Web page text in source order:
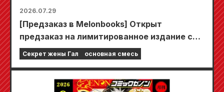
2026.07.29
[Предзаказ в Melonbooks] Открыт
предзаказ на лимитированное издание со
специальным игровым ковриком,
украшенным потрясающе красивой
Кудо! Выход 6-го тома «Секрета невесты-
Секрет жены Гал основная смесь